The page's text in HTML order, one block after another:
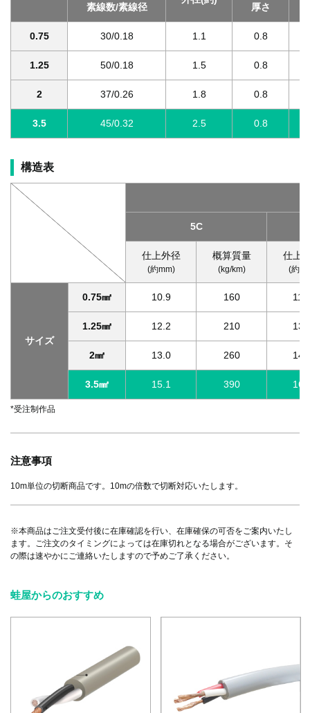
素線数/素線径 厚さ
0.75 30/0.18 1.1 0.8
1.25 50/0.18 1.5 0.8
2 37/0.26 1.8 0.8
3.5 45/0.32 2.5 0.8
構造表
5C
仕上外径
(約mm)
概算質量
(kg/km)
仕上
(約
サイズ
0.75㎟ 10.9 160
1.25㎟ 12.2 210
2㎟ 13.0 260
3.5㎟ 15.1 390
*受注制作品
注意事項
10m単位の切断商品です。10mの倍数で切断対応いたします。
※本商品はご注文受付後に在庫確認を行い、在庫確保の可否をご案内いたし
ます。ご注文のタイミングによっては在庫切れとなる場合がございます。そ
の際は速やかにご連絡いたしますので予めご了承ください。
蛙屋からのおすすめ